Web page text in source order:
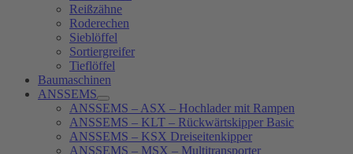
Reißzähne
Roderechen
Sieblöffel
Sortiergreifer
Tieflöffel
Baumaschinen
ANSSEMS
ANSSEMS – ASX – Hochlader mit Rampen
ANSSEMS – KLT – Rückwärtskipper Basic
ANSSEMS – KSX Dreiseitenkipper
ANSSEMS – MSX – Multitransporter